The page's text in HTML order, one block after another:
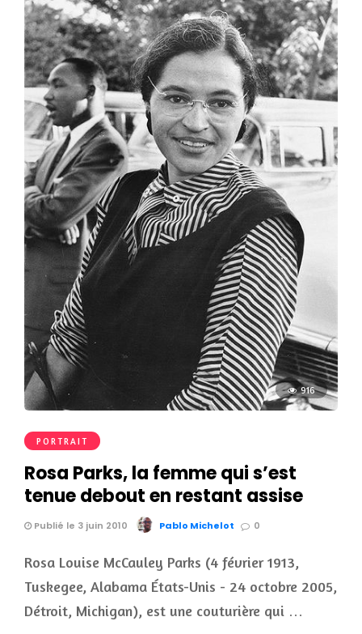
916
PORTRAIT
Rosa Parks, la femme qui s’est
tenue debout en restant assise
Publié le 3 juin 2010 Pablo Michelot 0
Rosa Louise McCauley Parks (4 février 1913,
Tuskegee, Alabama États-Unis - 24 octobre 2005,
Détroit, Michigan), est une couturière qui …